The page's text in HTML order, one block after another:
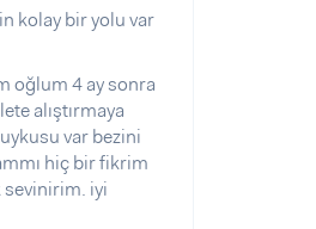
kolay bir yolu var
oğlum 4 ay sonra
alıştırmaya
var bezini
hiç bir fikrim
sevinirim. iyi